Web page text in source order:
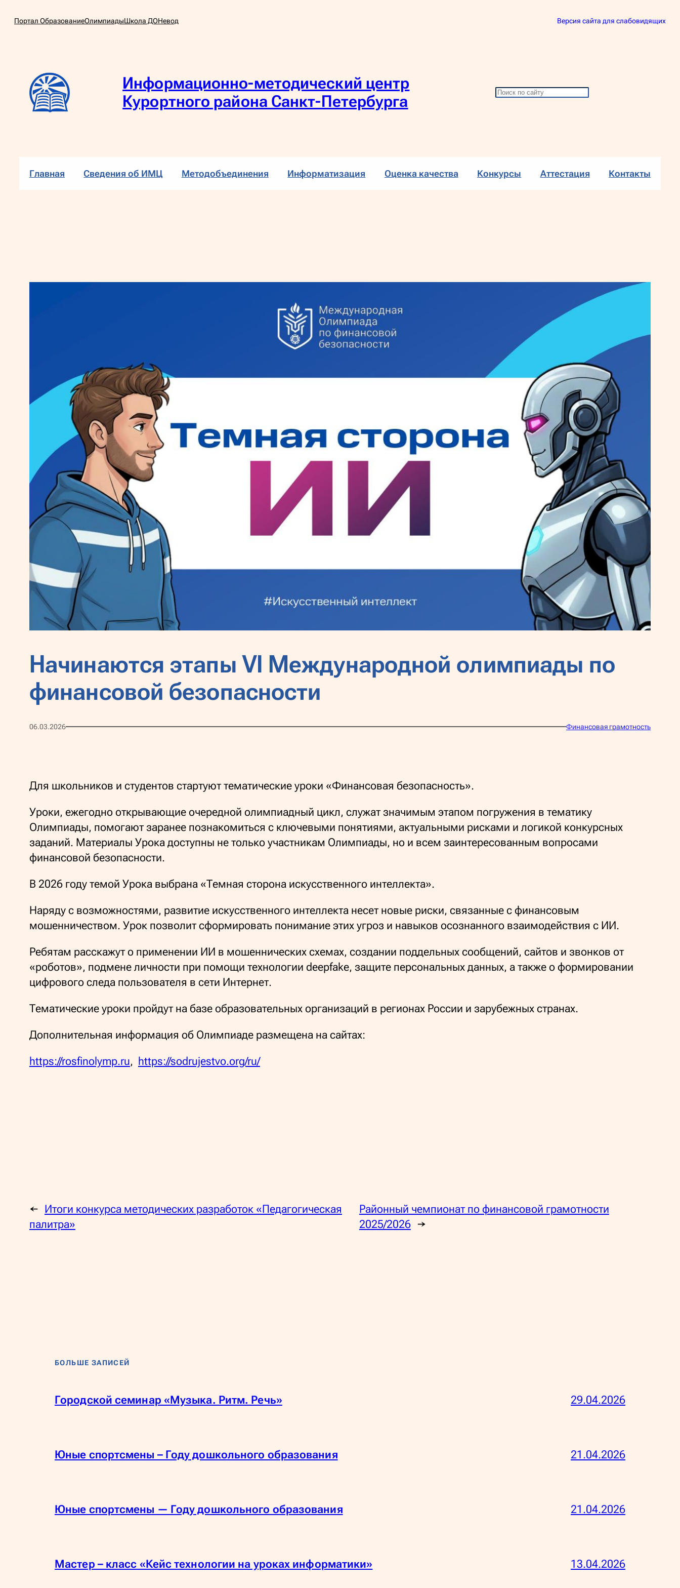
Портал ОбразованиеОлимпиадыШкола ДОНевод Версия сайта для слабовидящих
Информационно-методический центр
Курортного района Санкт-Петербурга
П
Главная Сведения об ИМЦ Методобъединения Информатизация Оценка качества Конкурсы Аттестация Контакты
Начинаются этапы VI Международной олимпиады по
финансовой безопасности
06.03.2026 Финансовая грамотность
Для школьников и студентов стартуют тематические уроки «Финансовая безопасность».
Уроки, ежегодно открывающие очередной олимпиадный цикл, служат значимым этапом погружения в тематику
Олимпиады, помогают заранее познакомиться с ключевыми понятиями, актуальными рисками и логикой конкурсных
заданий. Материалы Урока доступны не только участникам Олимпиады, но и всем заинтересованным вопросами
финансовой безопасности.
В 2026 году темой Урока выбрана «Темная сторона искусственного интеллекта».
Наряду с возможностями, развитие искусственного интеллекта несет новые риски, связанные с финансовым
мошенничеством. Урок позволит сформировать понимание этих угроз и навыков осознанного взаимодействия с ИИ.
Ребятам расскажут о применении ИИ в мошеннических схемах, создании поддельных сообщений, сайтов и звонков от
«роботов», подмене личности при помощи технологии deepfake, защите персональных данных, а также о формировании
цифрового следа пользователя в сети Интернет.
Тематические уроки пройдут на базе образовательных организаций в регионах России и зарубежных странах.
Дополнительная информация об Олимпиаде размещена на сайтах:
https://rosfinolymp.ru, https://sodrujestvo.org/ru/
← Итоги конкурса методических разработок «Педагогическая
палитра»
Районный чемпионат по финансовой грамотности
2025/2026 →
БОЛЬШЕ ЗАПИСЕЙ
Городской семинар «Музыка. Ритм. Речь» 29.04.2026
Юные спортсмены – Году дошкольного образования 21.04.2026
Юные спортсмены — Году дошкольного образования 21.04.2026
Мастер – класс «Кейс технологии на уроках информатики» 13.04.2026